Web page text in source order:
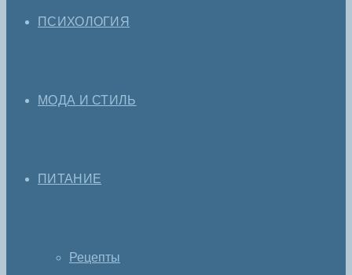
ПСИХОЛОГИЯ
МОДА И СТИЛЬ
ПИТАНИЕ
Рецепты